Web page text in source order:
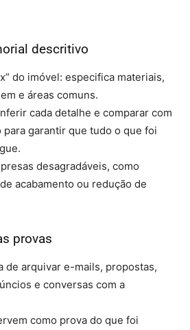
descritivo
do imóvel: especifica materiais,
e áreas comuns.
cada detalhe e comparar com
garantir que tudo o que foi
desagradáveis, como
acabamento ou redução de
provas
de arquivar e-mails, propostas,
e conversas com a
como prova do que foi